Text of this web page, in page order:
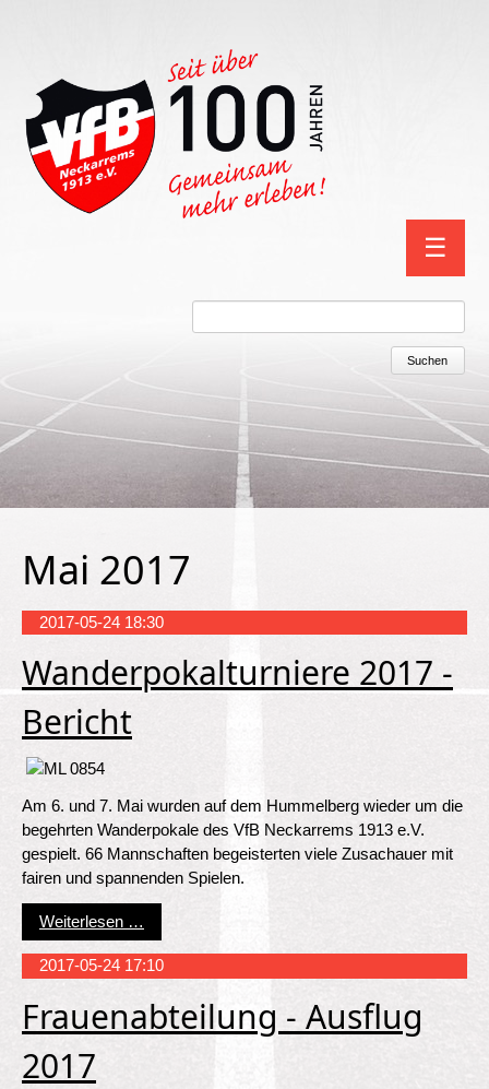
☰
Suchen
Mai 2017
2017-05-24 18:30
Wanderpokalturniere 2017 -
Bericht
Am 6. und 7. Mai wurden auf dem Hummelberg wieder um die
begehrten Wanderpokale des VfB Neckarrems 1913 e.V.
gespielt. 66 Mannschaften begeisterten viele Zusachauer mit
fairen und spannenden Spielen.
Weiterlesen …
2017-05-24 17:10
Frauenabteilung - Ausflug
2017